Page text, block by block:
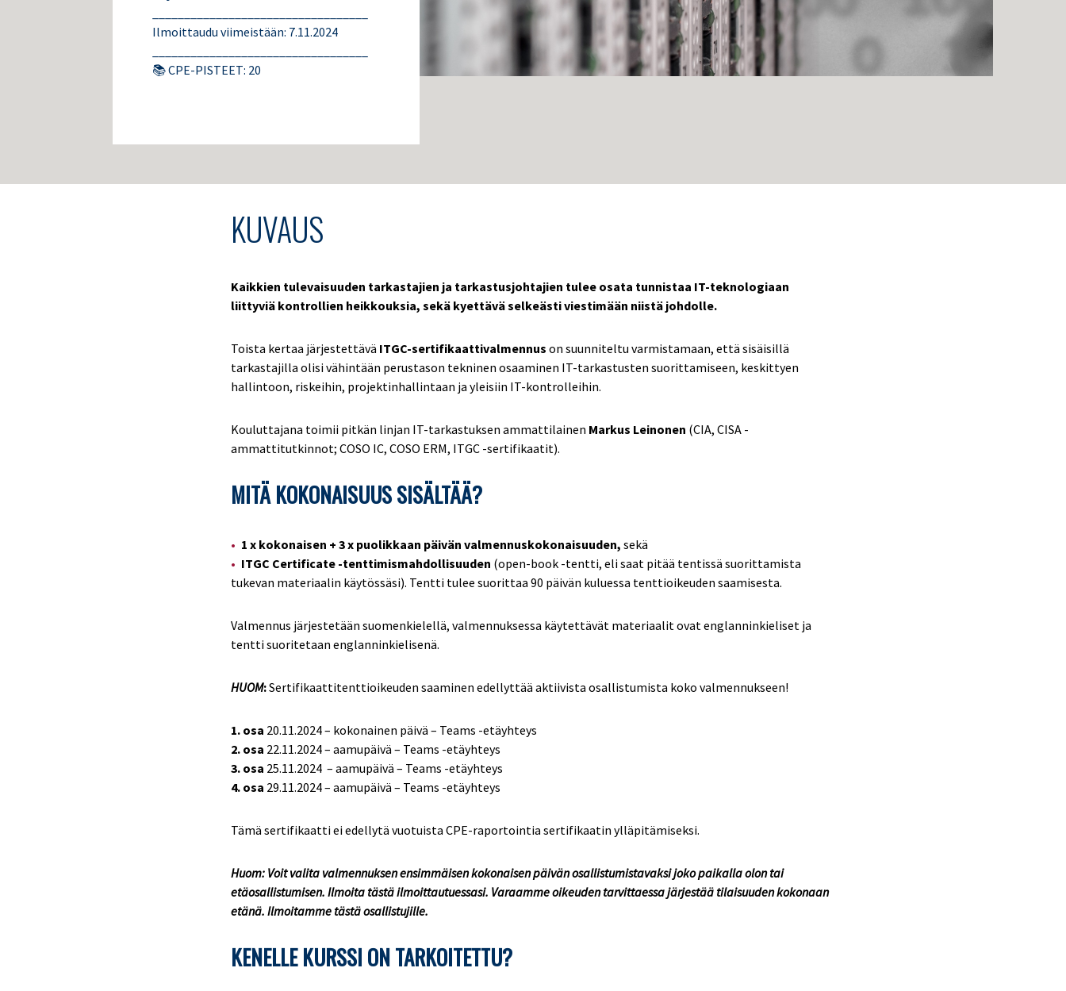
Ilmoittaudu viimeistään: 7.11.2024
📚 CPE-PISTEET: 20
KUVAUS
Kaikkien tulevaisuuden tarkastajien ja tarkastusjohtajien tulee osata tunnistaa IT-teknologiaan
liittyviä kontrollien heikkouksia, sekä kyettävä selkeästi viestimään niistä johdolle.
Toista kertaa järjestettävä ITGC-sertifikaattivalmennus on suunniteltu varmistamaan, että sisäisillä
tarkastajilla olisi vähintään perustason tekninen osaaminen IT-tarkastusten suorittamiseen, keskittyen
hallintoon, riskeihin, projektinhallintaan ja yleisiin IT-kontrolleihin.
Kouluttajana toimii pitkän linjan IT-tarkastuksen ammattilainen Markus Leinonen (CIA, CISA -
ammattitutkinnot; COSO IC, COSO ERM, ITGC -sertifikaatit).
MITÄ KOKONAISUUS SISÄLTÄÄ?
1 x kokonaisen + 3 x puolikkaan päivän valmennuskokonaisuuden, sekä
ITGC Certificate -tenttimismahdollisuuden (open-book -tentti, eli saat pitää tentissä suorittamista
tukevan materiaalin käytössäsi). Tentti tulee suorittaa 90 päivän kuluessa tenttioikeuden saamisesta.
Valmennus järjestetään suomenkielellä, valmennuksessa käytettävät materiaalit ovat englanninkieliset ja
tentti suoritetaan englanninkielisenä.
HUOM:Sertifikaattitenttioikeuden saaminen edellyttää aktiivista osallistumista koko valmennukseen!
1. osa 20.11.2024 – kokonainen päivä – Teams -etäyhteys
2. osa 22.11.2024 – aamupäivä – Teams -etäyhteys
3. osa 25.11.2024 – aamupäivä – Teams -etäyhteys
4. osa 29.11.2024 – aamupäivä – Teams -etäyhteys
Tämä sertifikaatti ei edellytä vuotuista CPE-raportointia sertifikaatin ylläpitämiseksi.
Huom: Voit valita valmennuksen ensimmäisen kokonaisen päivän osallistumistavaksi joko paikalla olon tai
etäosallistumisen. Ilmoita tästä ilmoittautuessasi. Varaamme oikeuden tarvittaessa järjestää tilaisuuden kokonaan
etänä. Ilmoitamme tästä osallistujille.
KENELLE KURSSI ON TARKOITETTU?